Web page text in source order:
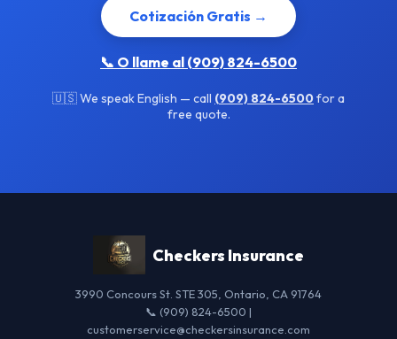
Cotización Gratis →
📞 O llame al (909) 824-6500
🇺🇸 We speak English — call (909) 824-6500for a
free quote.
Checkers Insurance
3990 Concours St. STE 305, Ontario, CA 91764
📞 (909) 824-6500 |
customerservice@checkersinsurance.com